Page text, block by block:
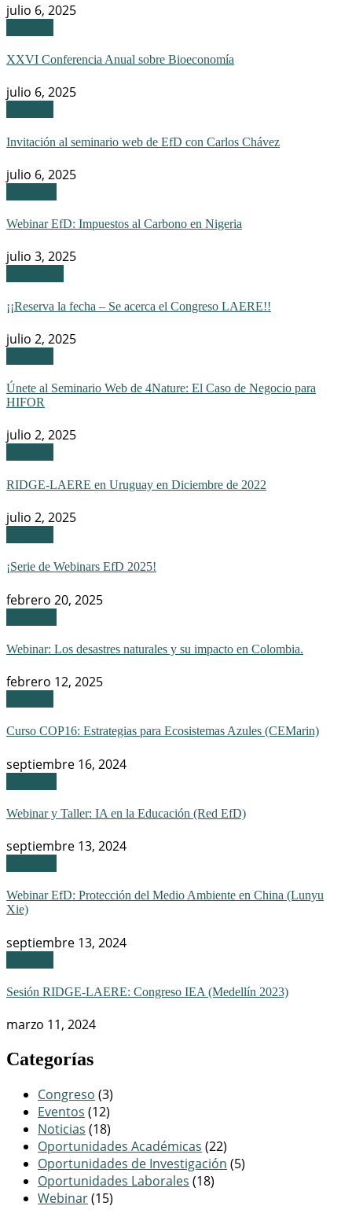
julio 6, 2025
XXVI Conferencia Anual sobre Bioeconomía
julio 6, 2025
Invitación al seminario web de EfD con Carlos Chávez
julio 6, 2025
Webinar EfD: Impuestos al Carbono en Nigeria
julio 3, 2025
¡¡Reserva la fecha – Se acerca el Congreso LAERE!!
julio 2, 2025
Únete al Seminario Web de 4Nature: El Caso de Negocio para
HIFOR
julio 2, 2025
RIDGE-LAERE en Uruguay en Diciembre de 2022
julio 2, 2025
¡Serie de Webinars EfD 2025!
febrero 20, 2025
Webinar: Los desastres naturales y su impacto en Colombia.
febrero 12, 2025
Curso COP16: Estrategias para Ecosistemas Azules (CEMarin)
septiembre 16, 2024
Webinar y Taller: IA en la Educación (Red EfD)
septiembre 13, 2024
Webinar EfD: Protección del Medio Ambiente en China (Lunyu
Xie)
septiembre 13, 2024
Sesión RIDGE-LAERE: Congreso IEA (Medellín 2023)
marzo 11, 2024
Categorías
Congreso (3)
Eventos (12)
Noticias (18)
Oportunidades Académicas (22)
Oportunidades de Investigación (5)
Oportunidades Laborales (18)
Webinar(15)